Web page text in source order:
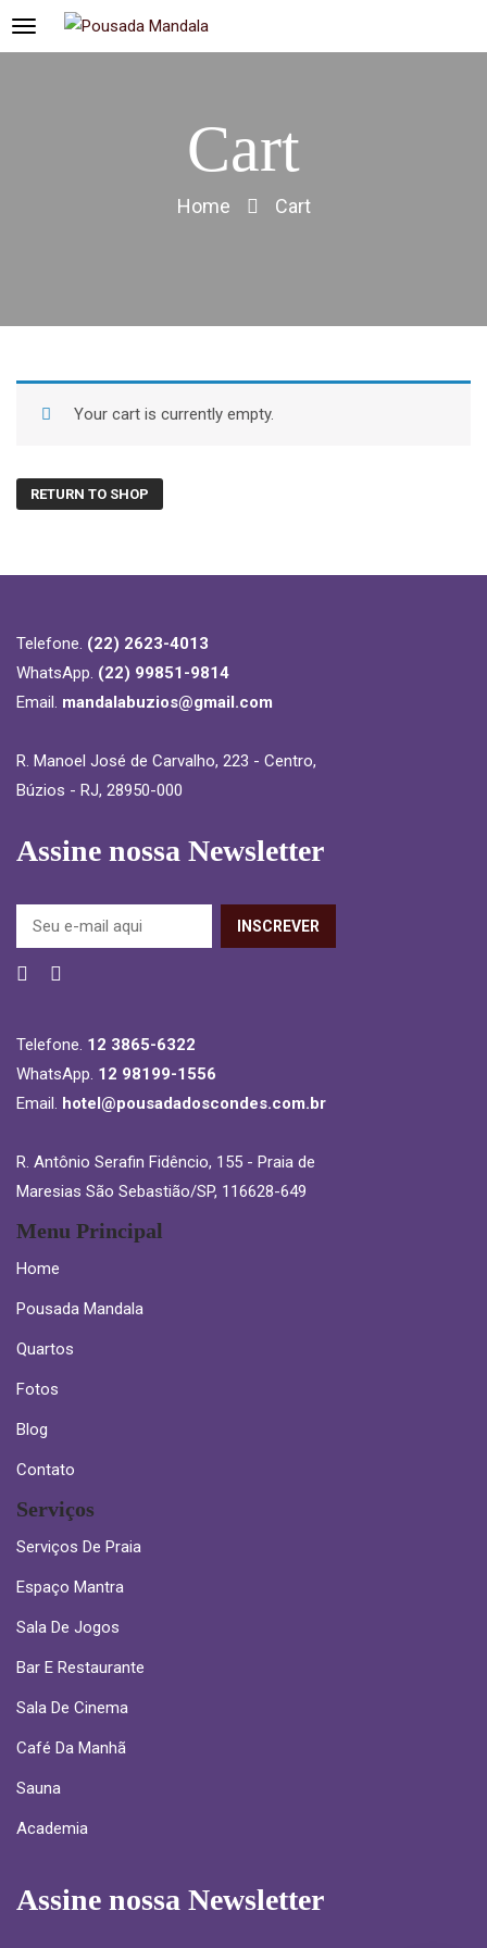
Cart
Home Cart
Your cart is currently empty.
RETURN TO SHOP
Telefone. (22) 2623-4013
WhatsApp. (22) 99851-9814
Email. mandalabuzios@gmail.com
R. Manoel José de Carvalho, 223 - Centro,
Búzios - RJ, 28950-000
Assine nossa Newsletter
Telefone. 12 3865-6322
WhatsApp. 12 98199-1556
Email. hotel@pousadadoscondes.com.br
R. Antônio Serafin Fidêncio, 155 - Praia de
Maresias São Sebastião/SP, 116628-649
Menu Principal
Home
Pousada Mandala
Quartos
Fotos
Blog
Contato
Serviços
Serviços De Praia
Espaço Mantra
Sala De Jogos
Bar E Restaurante
Sala De Cinema
Café Da Manhã
Sauna
Academia
Assine nossa Newsletter